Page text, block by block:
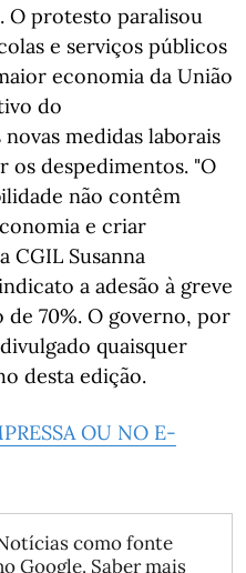
O protesto paralisou
e serviços públicos
economia da União
do
medidas laborais
os despedimentos. "O
não contêm
e criar
CGIL Susanna
a adesão à greve
70%. O governo, por
quaisquer
desta edição.
OU NO E-
como fonte
Google. Saber mais